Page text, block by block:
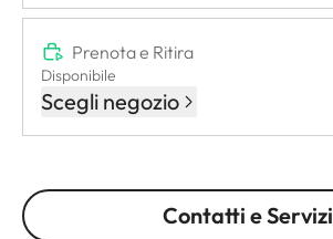
Prenota e Ritira
Disponibile
Scegli negozio
Contatti e Servizi